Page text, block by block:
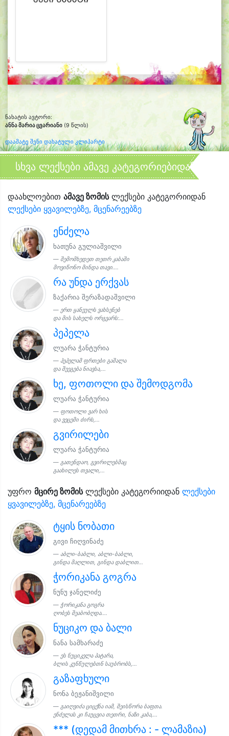
ნახატის ავტორი:
ანნა მარია ცვარიანი (9 წლის)
დაამატე შენი დახატული კლიპარტი
სხვა ლექსები ამავე კატეგორიებიდან
დაახლოებით ამავე ზომისლექსები კატეგორიიდან
ლექსები ყვავილებზე, მცენარეებზე
ენძელა
ხათუნა გულიაშვილი
შემომხედეთ თეთრ კაბაში
მოვიწონო მინდა თავი....
რა უნდა ერქვას
ზაქარია შერაზადაშვილი
ერთ ყანეულს ვახსენებ
და მის სახელს ორგვარს:...
პეპელა
ლუარა ჭანტურია
პეპელამ ფრთები გაშალა
და შეეგება ნიავსა,...
ხე, ფოთოლი და შემოდგომა
ლუარა ჭანტურია
ფოთოლი ვარ ხის
და ვეცემი ძირს,...
გვირილები
ლუარა ჭანტურია
გათენდაო, გვირილებმაც
გაახილეს თვალი,...
უფრო მცირე ზომისლექსები კატეგორიიდან ლექსები
ყვავილებზე, მცენარეებზე
ტყის ნობათი
გივი ჩიღვინაძე
აბლი-ბაბლი, აბლი-ბაბლი,
გინდა მაღლით, გინდა დაბლით...
ჭორიკანა გოგრა
ნუნუ ჯანელიძე
ჭორიკანა გოგრა
ღობეს შეაბობღდა....
ნუციკო და ბალი
ნანა სამხარაძე
ეს ნუციკელა პატარა,
ბლის კუნწულებთნ საუბრობს,...
გაზაფხული
ნონა ბეჟანიშვილი
გაიღვიძა ციცქნა იამ, შეისწორა ბაფთა.
ენძელას კი ჩაუცვია თეთრი, ნაზი კაბა,...
*** (დედამ მითხრა : - ლამაზია)